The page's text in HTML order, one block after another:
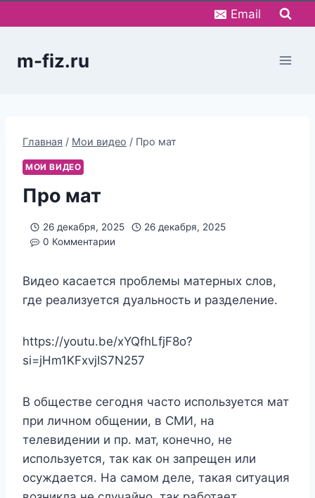
к
Email
m-fiz.ru
Главная / Мои видео / Про мат
МОИ ВИДЕО
Про мат
26 декабря, 2025
26 декабря, 2025
0 Комментарии
Видео касается проблемы матерных слов,
где реализуется дуальность и разделение.
https://youtu.be/xYQfhLfjF8o?
si=jHm1KFxvjIS7N257
В обществе сегодня часто используется мат
при личном общении, в СМИ, на
телевидении и пр. мат, конечно, не
используется, так как он запрещен или
осуждается. На самом деле, такая ситуация